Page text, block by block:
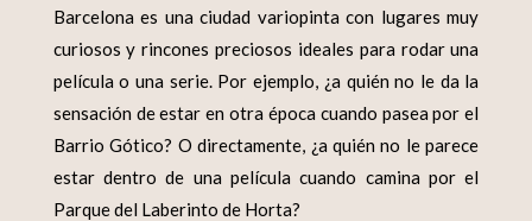
Barcelona es una ciudad variopinta con lugares muy
curiosos y rincones preciosos ideales para rodar una
película o una serie. Por ejemplo, ¿a quién no le da la
sensación de estar en otra época cuando pasea por el
Barrio Gótico? O directamente, ¿a quién no le parece
estar dentro de una película cuando camina por el
Parque del Laberinto de Horta?